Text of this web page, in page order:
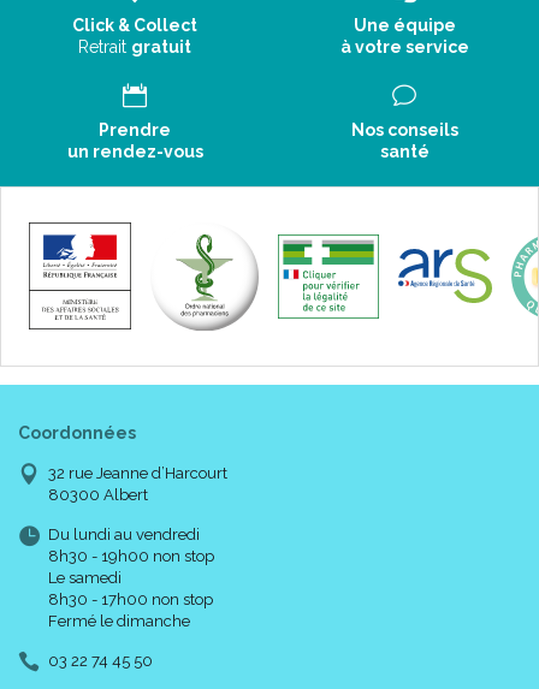
Click & Collect
Retrait gratuit
Une équipe
à votre service
Prendre
un rendez-vous
Nos conseils
santé
Coordonnées
32 rue Jeanne d’Harcourt
80300 Albert
Du lundi au vendredi
8h30 - 19h00 non stop
Le samedi
8h30 - 17h00 non stop
Fermé le dimanche
03 22 74 45 50